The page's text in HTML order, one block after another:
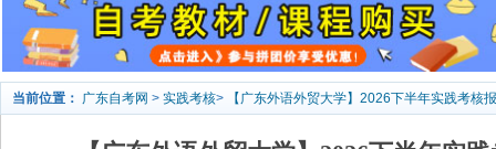
当前位置： 广东自考网 > 实践考核> 【广东外语外贸大学】2026下半年实践考核